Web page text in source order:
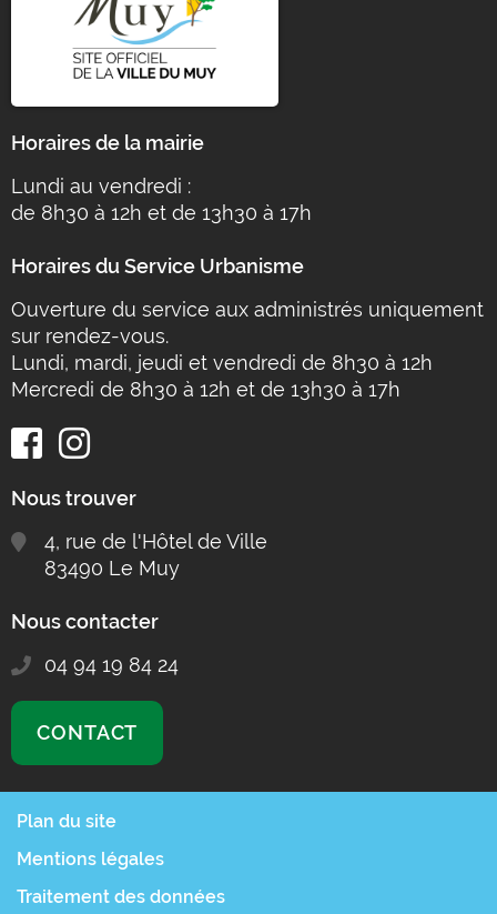
Horaires de la mairie
Lundi au vendredi :
de 8h30 à 12h et de 13h30 à 17h
Horaires du Service Urbanisme
Ouverture du service aux administrés uniquement
sur rendez-vous.
Lundi, mardi, jeudi et vendredi de 8h30 à 12h
Mercredi de 8h30 à 12h et de 13h30 à 17h
Nous trouver
4, rue de l'Hôtel de Ville
83490 Le Muy
Nous contacter
04 94 19 84 24
CONTACT
Plan du site
Mentions légales
Traitement des données